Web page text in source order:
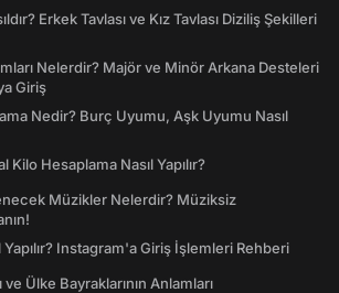
Erkek Tavlası ve Kız Tavlası Diziliş Şekilleri
Nelerdir? Majör ve Minör Arkana Desteleri
Giriş
Nedir? Burç Uyumu, Aşk Uyumu Nasıl
Hesaplama Nasıl Yapılır?
Müzikler Nelerdir? Müziksiz
Yapılır? Instagram'a Giriş İşlemleri Rehberi
Ülke Bayraklarının Anlamları